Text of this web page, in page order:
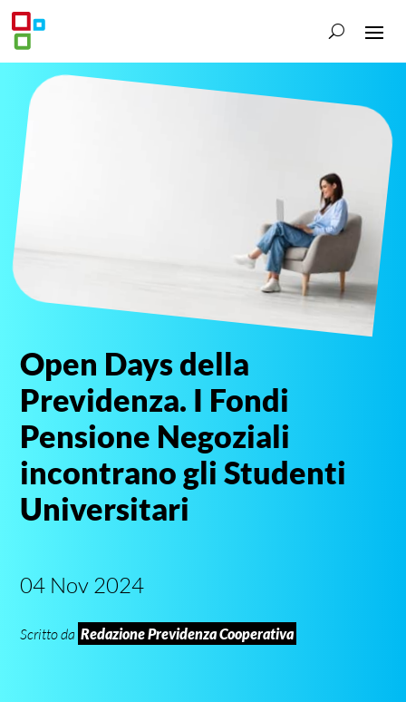
Open Days della
Previdenza. I Fondi
Pensione Negoziali
incontrano gli Studenti
Universitari
04 Nov 2024
Scritto da Redazione Previdenza Cooperativa